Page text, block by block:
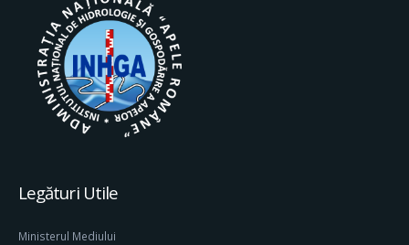
Legături Utile
Ministerul Mediului